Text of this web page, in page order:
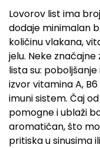
Lovorov list ima
dodaje minimalan
količinu vlakana,
jelu. Neke
lista su:
izvor vitamina A,
imuni sistem. Čaj
pomogne i ublaži
aromatičan, što
pritiska u sinusima